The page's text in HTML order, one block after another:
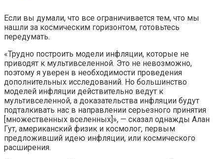
Если вы думали, что все ограничивается тем, что мы
нашли за космическим горизонтом, готовьтесь
передумать.
«Трудно построить модели инфляции, которые не
приводят к мультивселенной. Это не невозможно,
поэтому я уверен в необходимости проведения
дополнительных исследований. Но большинство
моделей инфляции действительно ведут к
мультивселенной, а доказательства инфляции будут
подталкивать нас в направлении серьезного принятия
[множественных вселенных]», — сказал однажды Алан
Гут, американский физик и космолог, первым
предложивший идею инфляции, или космического
расширения.